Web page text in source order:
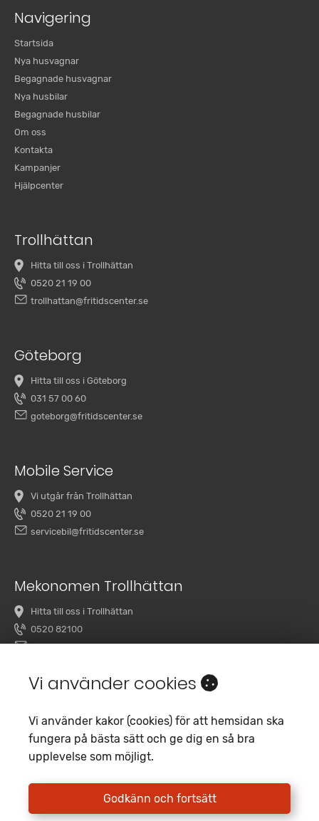
Navigering
Startsida
Nya husvagnar
Begagnade husvagnar
Nya husbilar
Begagnade husbilar
Om oss
Kontakta
Kampanjer
Hjälpcenter
Trollhättan
Hitta till oss i Trollhättan
0520 21 19 00
trollhattan@fritidscenter.se
Göteborg
Hitta till oss i Göteborg
031 57 00 60
goteborg@fritidscenter.se
Mobile Service
Vi utgår från Trollhättan
0520 21 19 00
servicebil@fritidscenter.se
Mekonomen Trollhättan
Hitta till oss i Trollhättan
0520 82100
overby@mekonomenbilverkstad.se
Copyright 2020 Fritidscenter
Vi använder cookies
Vi använder kakor (cookies) för att hemsidan ska
fungera på bästa sätt och ge dig en så bra
upplevelse som möjligt.
Godkänn och fortsätt